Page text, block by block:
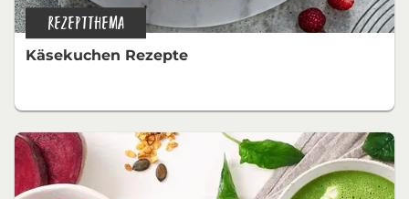
REZEPTTHEMA
Käsekuchen Rezepte